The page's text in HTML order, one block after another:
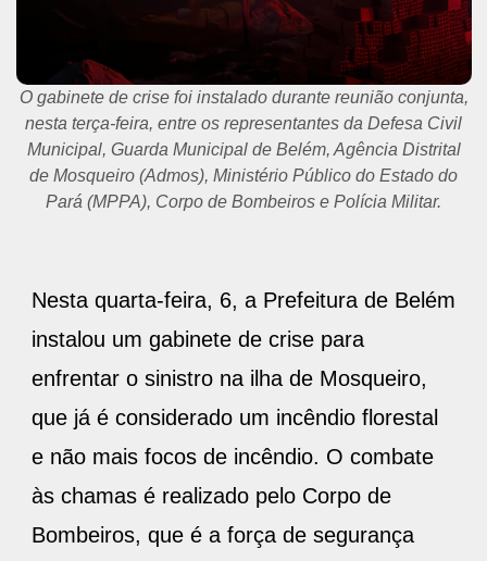
O gabinete de crise foi instalado durante reunião conjunta,
nesta terça-feira, entre os representantes da Defesa Civil
Municipal, Guarda Municipal de Belém, Agência Distrital
de Mosqueiro (Admos), Ministério Público do Estado do
Pará (MPPA), Corpo de Bombeiros e Polícia Militar.
Nesta quarta-feira, 6, a Prefeitura de Belém
instalou um gabinete de crise para
enfrentar o sinistro na ilha de Mosqueiro,
que já é considerado um incêndio florestal
e não mais focos de incêndio. O combate
às chamas é realizado pelo Corpo de
Bombeiros, que é a força de segurança